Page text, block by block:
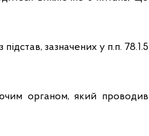
зазначених у п.п. 78.1.5
органом, який проводив